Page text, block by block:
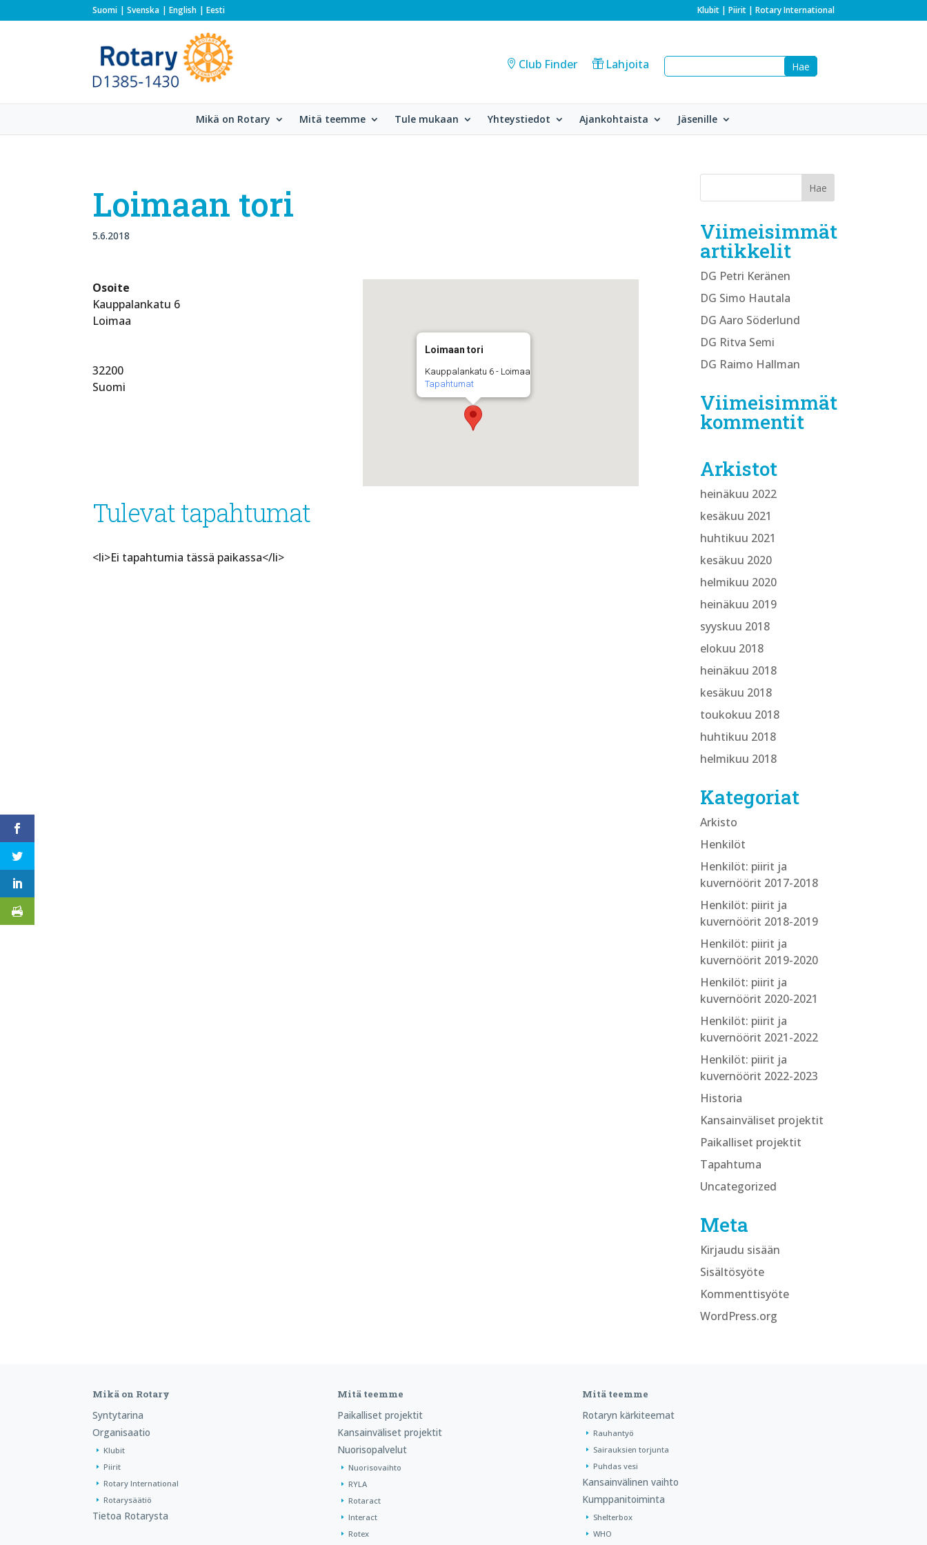
Suomi Svenska English Eesti Klubit| Piirit| Rotary International
Club Finder Lahjoita
Mikä on Rotary Mitä teemme Tule mukaan Yhteystiedot Ajankohtaista Jäsenille
Loimaan tori
5.6.2018
Loimaan tori
Kauppalankatu 6 - Loimaa
Tapahtumat
Osoite
Kauppalankatu 6
Loimaa
32200
Suomi
Tulevat tapahtumat
<li>Ei tapahtumia tässä paikassa</li>
Viimeisimmät
artikkelit
DG Petri Keränen
DG Simo Hautala
DG Aaro Söderlund
DG Ritva Semi
DG Raimo Hallman
Viimeisimmät
kommentit
Arkistot
heinäkuu 2022
kesäkuu 2021
huhtikuu 2021
kesäkuu 2020
helmikuu 2020
heinäkuu 2019
syyskuu 2018
elokuu 2018
heinäkuu 2018
kesäkuu 2018
toukokuu 2018
huhtikuu 2018
helmikuu 2018
Kategoriat
Arkisto
Henkilöt
Henkilöt: piirit ja
kuvernöörit 2017-2018
Henkilöt: piirit ja
kuvernöörit 2018-2019
Henkilöt: piirit ja
kuvernöörit 2019-2020
Henkilöt: piirit ja
kuvernöörit 2020-2021
Henkilöt: piirit ja
kuvernöörit 2021-2022
Henkilöt: piirit ja
kuvernöörit 2022-2023
Historia
Kansainväliset projektit
Paikalliset projektit
Tapahtuma
Uncategorized
Meta
Kirjaudu sisään
Sisältösyöte
Kommenttisyöte
WordPress.org
Mikä on Rotary
Syntytarina
Organisaatio
Klubit
Piirit
Rotary International
Rotarysäätiö
Tietoa Rotarysta
Mitä teemme
Paikalliset projektit
Kansainväliset projektit
Nuorisopalvelut
Nuorisovaihto
RYLA
Rotaract
Interact
Rotex
Mitä teemme
Rotaryn kärkiteemat
Rauhantyö
Sairauksien torjunta
Puhdas vesi
Kansainvälinen vaihto
Kumppanitoiminta
Shelterbox
WHO